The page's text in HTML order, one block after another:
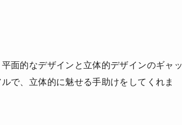
面的なデザインと立体的デザインのギャッ
で、立体的に魅せる手助けをしてくれま